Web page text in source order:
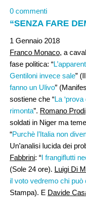
0 commenti
“SENZA FARE
1 Gennaio 2018
Franco Monaco, a
fase politica: “
Gentiloni invece sale”
fanno un Ulivo”
sostiene che “La
rimonta”. Romano Prodi
soldati in Niger ma
“Purchè l’Italia non
Un’analisi lucida dei
Fabbrini: “I frangiflutti
(Sole 24 ore). Luigi Di
il voto vedremo chi può
Stampa). E Davide